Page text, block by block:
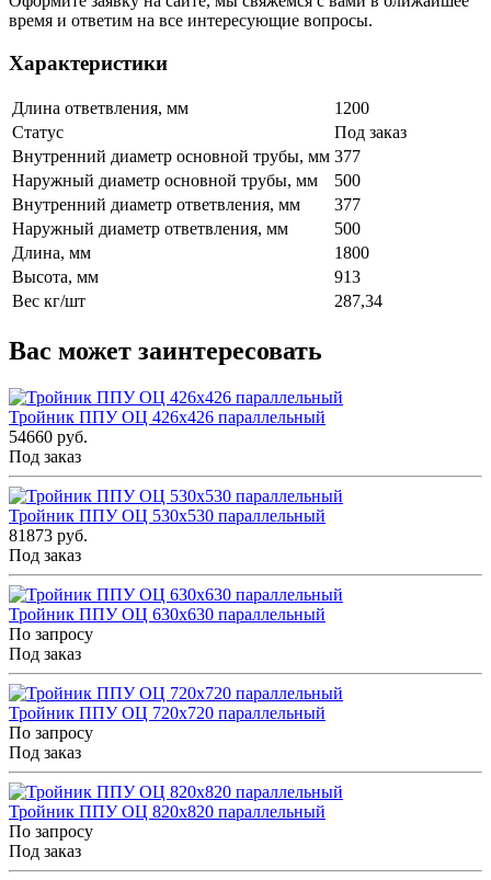
время и ответим на все интересующие вопросы.
Характеристики
Длина ответвления, мм
1200
Статус
Под заказ
Внутренний диаметр основной трубы, мм 377
Наружный диаметр основной трубы, мм
500
Внутренний диаметр ответвления, мм
377
Наружный диаметр ответвления, мм
500
Длина, мм
1800
Высота, мм
913
Вес кг/шт
287,34
Вас может заинтересовать
Тройник ППУ ОЦ 426x426 параллельный
54660 руб.
Под заказ
Тройник ППУ ОЦ 530x530 параллельный
81873 руб.
Под заказ
Тройник ППУ ОЦ 630x630 параллельный
По запросу
Под заказ
Тройник ППУ ОЦ 720x720 параллельный
По запросу
Под заказ
Тройник ППУ ОЦ 820x820 параллельный
По запросу
Под заказ